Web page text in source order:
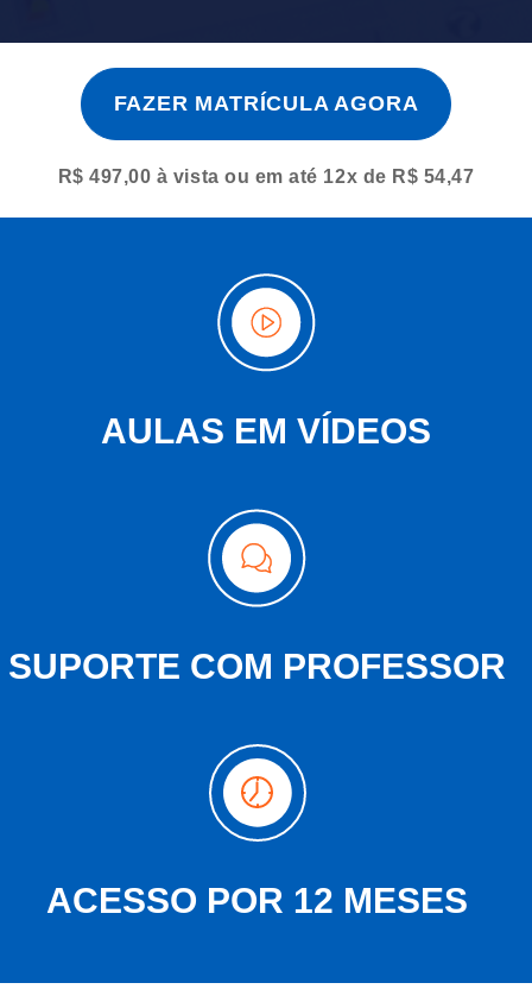
FAZER MATRÍCULA AGORA
R$ 497,00 à vista ou em até 12x de R$ 54,47
AULAS EM VÍDEOS
SUPORTE COM PROFESSOR
ACESSO POR 12 MESES